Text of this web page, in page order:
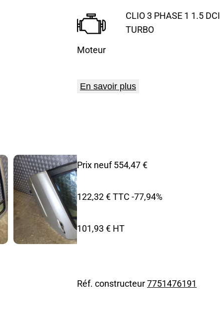
Moteur
CLIO 3 PHASE 1 1.5
TURBO
En savoir plus
Prix neuf 554,47 €
122,32 € TTC -77,94%
101,93 € HT
Réf. constructeur7751476191